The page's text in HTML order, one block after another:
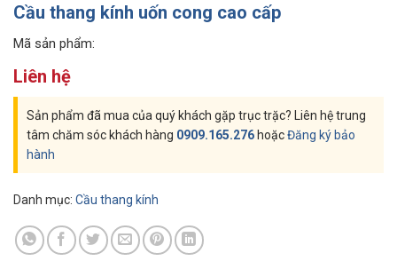
Cầu thang kính uốn cong cao cấp
Mã sản phẩm:
Liên hệ
Sản phẩm đã mua của quý khách gặp trục trặc? Liên hệ trung
tâm chăm sóc khách hàng 0909.165.276 hoặcĐăng ký bảo
hành
Danh mục: Cầu thang kính